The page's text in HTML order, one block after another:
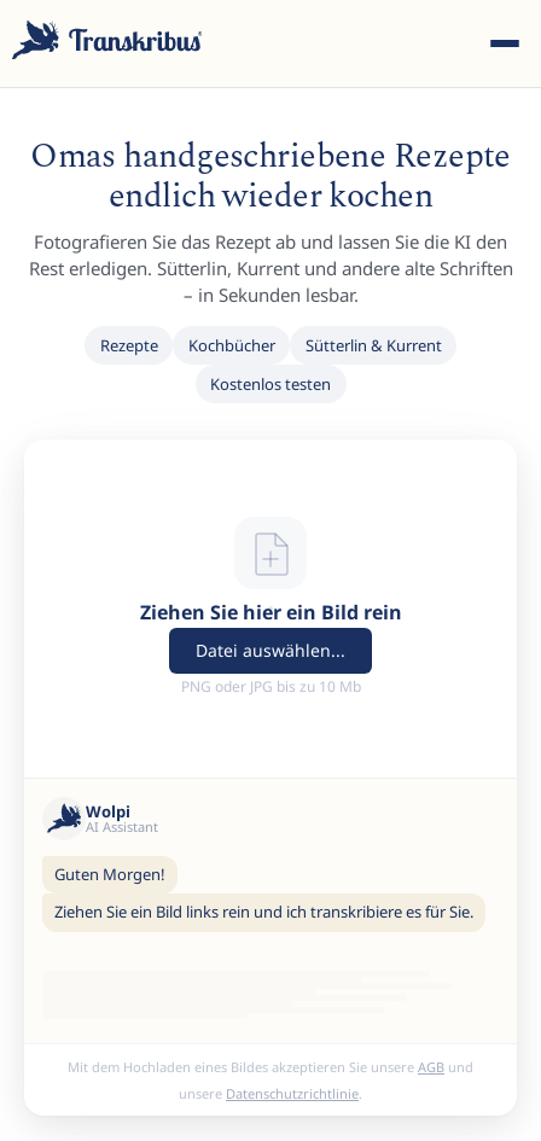
ESC
suchen...
Omas handgeschriebene Rezepte
endlich wieder kochen
Fotografieren Sie das Rezept ab und lassen Sie die KI den
Rest erledigen. Sütterlin, Kurrent und andere alte Schriften
– in Sekunden lesbar.
Rezepte Kochbücher
Sütterlin & Kurrent
Kostenlos testen
Ziehen Sie hier ein Bild rein
Datei auswählen...
PNG oder JPG bis zu 10 Mb
Wolpi
AI Assistant
Guten Morgen!
Ziehen Sie ein Bild links rein und ich transkribiere es für Sie.
Mit dem Hochladen eines Bildes akzeptieren Sie unsere AGB und
unsere Datenschutzrichtlinie